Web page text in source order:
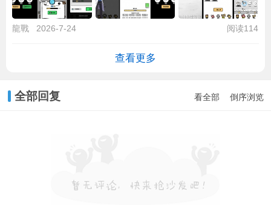
龍戰 2026-7-24 阅读114
查看更多
全部回复 看全部 倒序浏览